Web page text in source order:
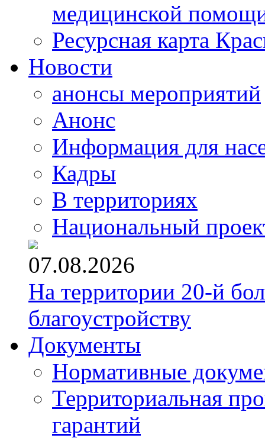
медицинской
Ресурсная карта
Новости
анонсы мероприятий
Анонс
Информация для
Кадры
В территориях
Национальный
07.08.2026
На территории 20-й
благоустройству
Документы
Нормативные
Территориальная
гарантий